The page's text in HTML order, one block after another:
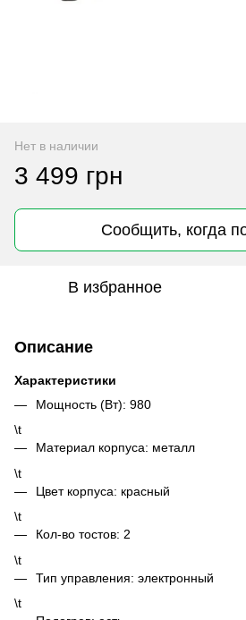
Нет в наличии
3 499 грн
Сообщить, когда
В избранное
Описание
Характеристики
Мощность (Вт): 980
\t
Материал корпуса: металл
\t
Цвет корпуса: красный
\t
Кол-во тостов: 2
\t
Тип управления: электронный
\t